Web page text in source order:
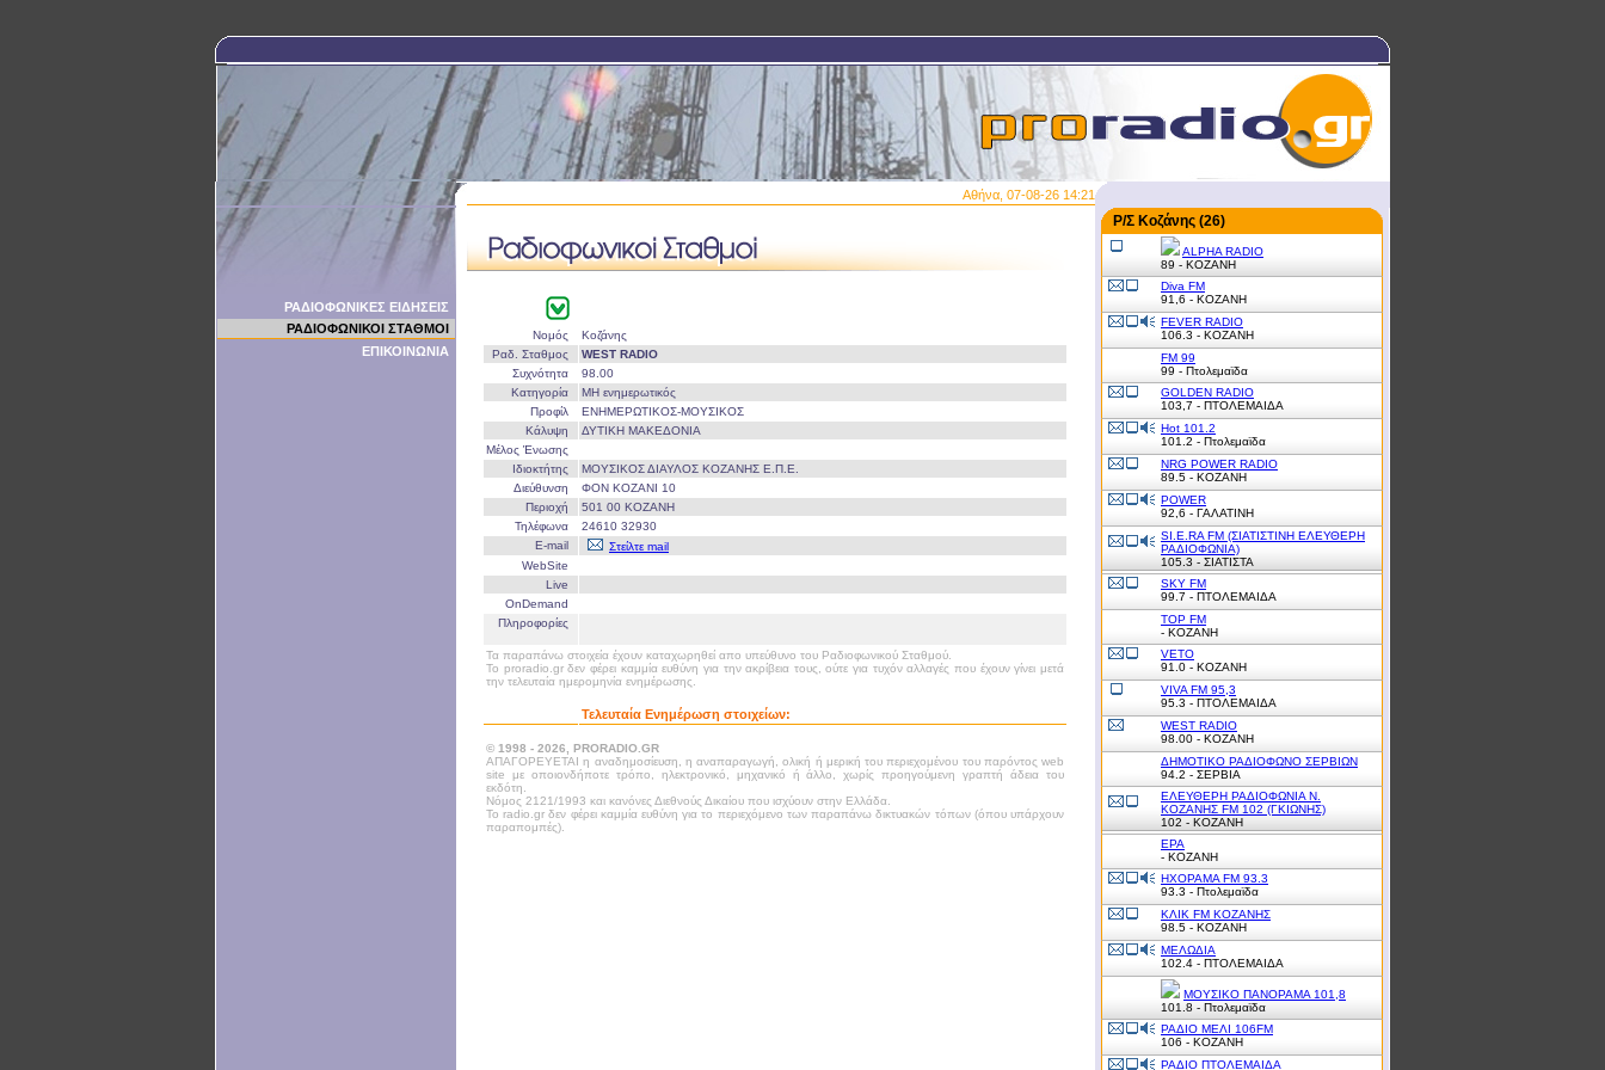
Αθήνα, 07-08-26 14:21
ΡΑΔΙΟΦΩΝΙΚΕΣ ΕΙΔΗΣΕΙΣ
ΡΑΔΙΟΦΩΝΙΚΟΙ ΣΤΑΘΜΟΙ
ΕΠΙΚΟΙΝΩΝΙΑ
Νομός
Κοζάνης
Ραδ. Σταθμος
WEST RADIO
Συχνότητα
98.00
Κατηγορία
ΜΗ ενημερωτικός
Προφίλ
ΕΝΗΜΕΡΩΤΙΚΟΣ-ΜΟΥΣΙΚΟΣ
Κάλυψη
ΔΥΤΙΚΗ ΜΑΚΕΔΟΝΙΑ
Μέλος Ένωσης
Ιδιοκτήτης
ΜΟΥΣΙΚΟΣ ΔΙΑΥΛΟΣ ΚΟΖΑΝΗΣ Ε.Π.Ε.
Διεύθυνση
ΦΟΝ ΚΟΖΑΝΙ 10
Περιοχή
501 00 ΚΟΖΑΝΗ
Τηλέφωνα
24610 32930
E-mail
Στείλτε mail
WebSite
Live
OnDemand
Πληροφορίες
Τα παραπάνω στοιχεία έχουν καταχωρηθεί απο υπεύθυνο του Ραδιοφωνικού Σταθμού.
Το proradio.gr δεν φέρει καμμία ευθύνη για την ακρίβεια τους, ούτε για τυχόν αλλαγές που έχουν γίνει μετά
την τελευταία ημερομηνία ενημέρωσης.
Τελευταία Ενημέρωση στοιχείων:
© 1998 - 2026, PRORADIO.GR
ΑΠΑΓΟΡΕΥΕΤΑΙ η αναδημοσίευση, η αναπαραγωγή, ολική ή μερική του περιεχομένου του παρόντος web
site με οποιονδήποτε τρόπο, ηλεκτρονικό, μηχανικό ή άλλο, χωρίς προηγούμενη γραπτή άδεια του
εκδότη.
Νόμος 2121/1993 και κανόνες Διεθνούς Δικαίου που ισχύουν στην Ελλάδα.
Το radio.gr δεν φέρει καμμία ευθύνη για το περιεχόμενο των παραπάνω δικτυακών τόπων (όπου υπάρχουν
παραπομπές).
Ρ/Σ Κοζάνης (26)
ALPHA RADIO
89 - ΚΟΖΑΝΗ
Diva FM
91,6 - ΚΟΖΑΝΗ
FEVER RADIO
106.3 - ΚΟΖΑΝΗ
FM 99
99 - Πτολεμαϊδα
GOLDEN RADIO
103,7 - ΠΤΟΛΕΜΑΙΔΑ
Hot 101.2
101.2 - Πτολεμαϊδα
NRG POWER RADIO
89.5 - ΚΟΖΑΝΗ
POWER
92,6 - ΓΑΛΑΤΙΝΗ
SI.E.RA FM (ΣΙΑΤΙΣΤΙΝΗ ΕΛΕΥΘΕΡΗ
ΡΑΔΙΟΦΩΝΙΑ)
105.3 - ΣΙΑΤΙΣΤΑ
SKY FM
99.7 - ΠΤΟΛΕΜΑΙΔΑ
TOP FM
- ΚΟΖΑΝΗ
VETO
91.0 - ΚΟΖΑΝΗ
VIVA FM 95,3
95.3 - ΠΤΟΛΕΜΑΙΔΑ
WEST RADIO
98.00 - ΚΟΖΑΝΗ
ΔΗΜΟΤΙΚΟ ΡΑΔΙΟΦΩΝΟ ΣΕΡΒΙΩΝ
94.2 - ΣΕΡΒΙΑ
ΕΛΕΥΘΕΡΗ ΡΑΔΙΟΦΩΝΙΑ Ν.
ΚΟΖΑΝΗΣ FM 102 (ΓΚΙΩΝΗΣ)
102 - ΚΟΖΑΝΗ
ΕΡΑ
- ΚΟΖΑΝΗ
ΗΧΟΡΑΜΑ FM 93.3
93.3 - Πτολεμαϊδα
ΚΛΙΚ FM ΚΟΖΑΝΗΣ
98.5 - ΚΟΖΑΝΗ
ΜΕΛΩΔΙΑ
102.4 - ΠΤΟΛΕΜΑΙΔΑ
ΜΟΥΣΙΚΟ ΠΑΝΟΡΑΜΑ 101,8
101.8 - Πτολεμαϊδα
ΡΑΔΙΟ ΜΕΛΙ 106FM
106 - KOZANH
ΡΑΔΙΟ ΠΤΟΛΕΜΑΙΔΑ